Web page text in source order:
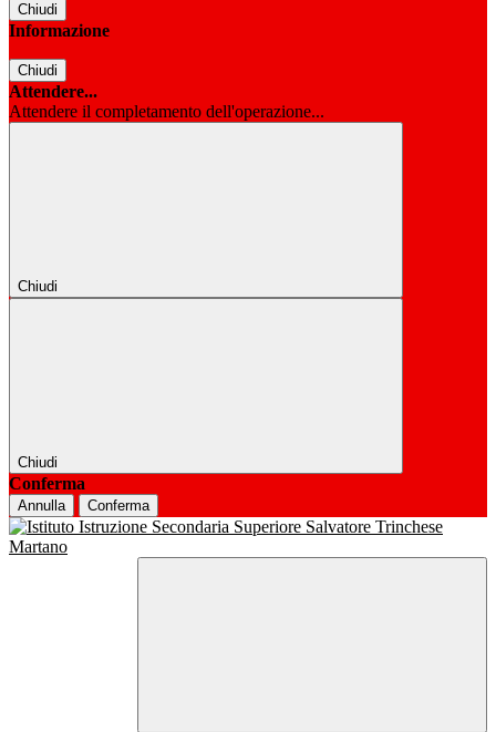
Chiudi
Informazione
Chiudi
Attendere...
Attendere il completamento dell'operazione...
Chiudi
Chiudi
Conferma
Annulla Conferma